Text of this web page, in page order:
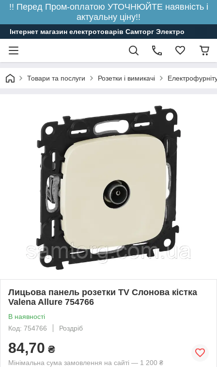
!! Перед Пром-оплатою УТОЧНЮЙТЕ наявність і
актуальну ціну!!
Інтернет магазин електротоварів Самторг Электро
Товари та послуги Розетки і вимикачі
Лицьова панель розетки TV Слонова кістка
Valena Allure 754766
В наявності
Код: 754766
Роздріб
84,70 ₴
Мінімальна сума замовлення на сайті — 1 200 ₴